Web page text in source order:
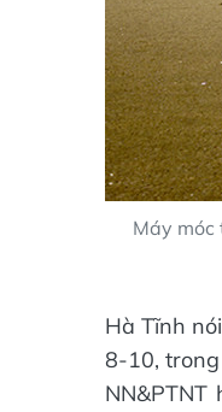
Máy móc
Hà Tĩnh
8-10,